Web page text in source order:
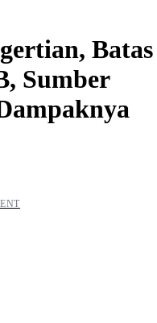
Batas
Sumber